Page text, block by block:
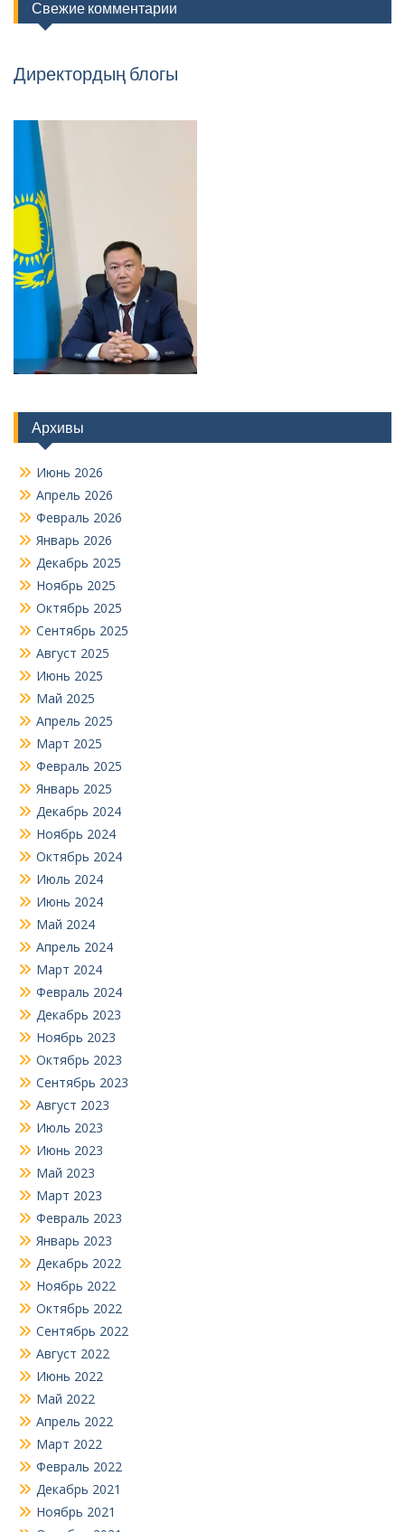
Свежие комментарии
Директордың блогы
Архивы
Июнь 2026
Апрель 2026
Февраль 2026
Январь 2026
Декабрь 2025
Ноябрь 2025
Октябрь 2025
Сентябрь 2025
Август 2025
Июнь 2025
Май 2025
Апрель 2025
Март 2025
Февраль 2025
Январь 2025
Декабрь 2024
Ноябрь 2024
Октябрь 2024
Июль 2024
Июнь 2024
Май 2024
Апрель 2024
Март 2024
Февраль 2024
Декабрь 2023
Ноябрь 2023
Октябрь 2023
Сентябрь 2023
Август 2023
Июль 2023
Июнь 2023
Май 2023
Март 2023
Февраль 2023
Январь 2023
Декабрь 2022
Ноябрь 2022
Октябрь 2022
Сентябрь 2022
Август 2022
Июнь 2022
Май 2022
Апрель 2022
Март 2022
Февраль 2022
Декабрь 2021
Ноябрь 2021